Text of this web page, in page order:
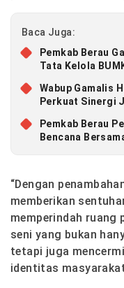
Baca Juga:
Pemkab Berau
Tata Kelola
Wabup Gamalis
Perkuat Sinergi
Pemkab Berau
Bencana
“Dengan
memberikan
memperindah ruang
seni yang bukan
tetapi juga
identitas